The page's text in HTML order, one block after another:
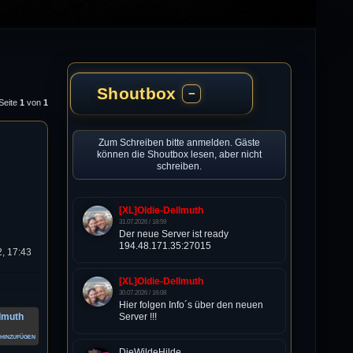
1 von 1
17:43
hinzufügen
Shoutbox −
Zum Schreiben bitte anmelden. Gäste
können die Shoutbox lesen, aber nicht
schreiben.
[XL]Oldie-Dellmuth
31.07.2026 / 18:59
Der neue Server ist ready
194.48.171.35:27015
[XL]Oldie-Dellmuth
30.07.2026 / 16:08
Hier folgen Info´s über den neuen
Server !!!